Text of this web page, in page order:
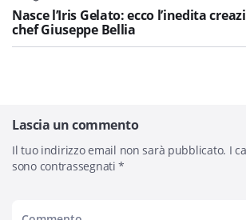
Nasce l’Iris Gelato: ecco l’inedita
chef Giuseppe Bellia
Lascia un commento
Il tuo indirizzo email non sarà pubblicato. I
sono contrassegnati*